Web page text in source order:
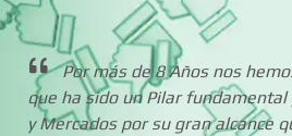
Camiones para Fletes
Carnicerías
Por más de 8 Años nos
que ha sido un Pilar
y Mercados por su gran alcance